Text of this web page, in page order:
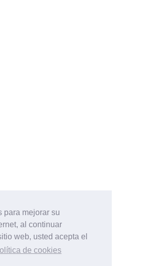
para mejorar su
al continuar
web, usted acepta el
de cookies